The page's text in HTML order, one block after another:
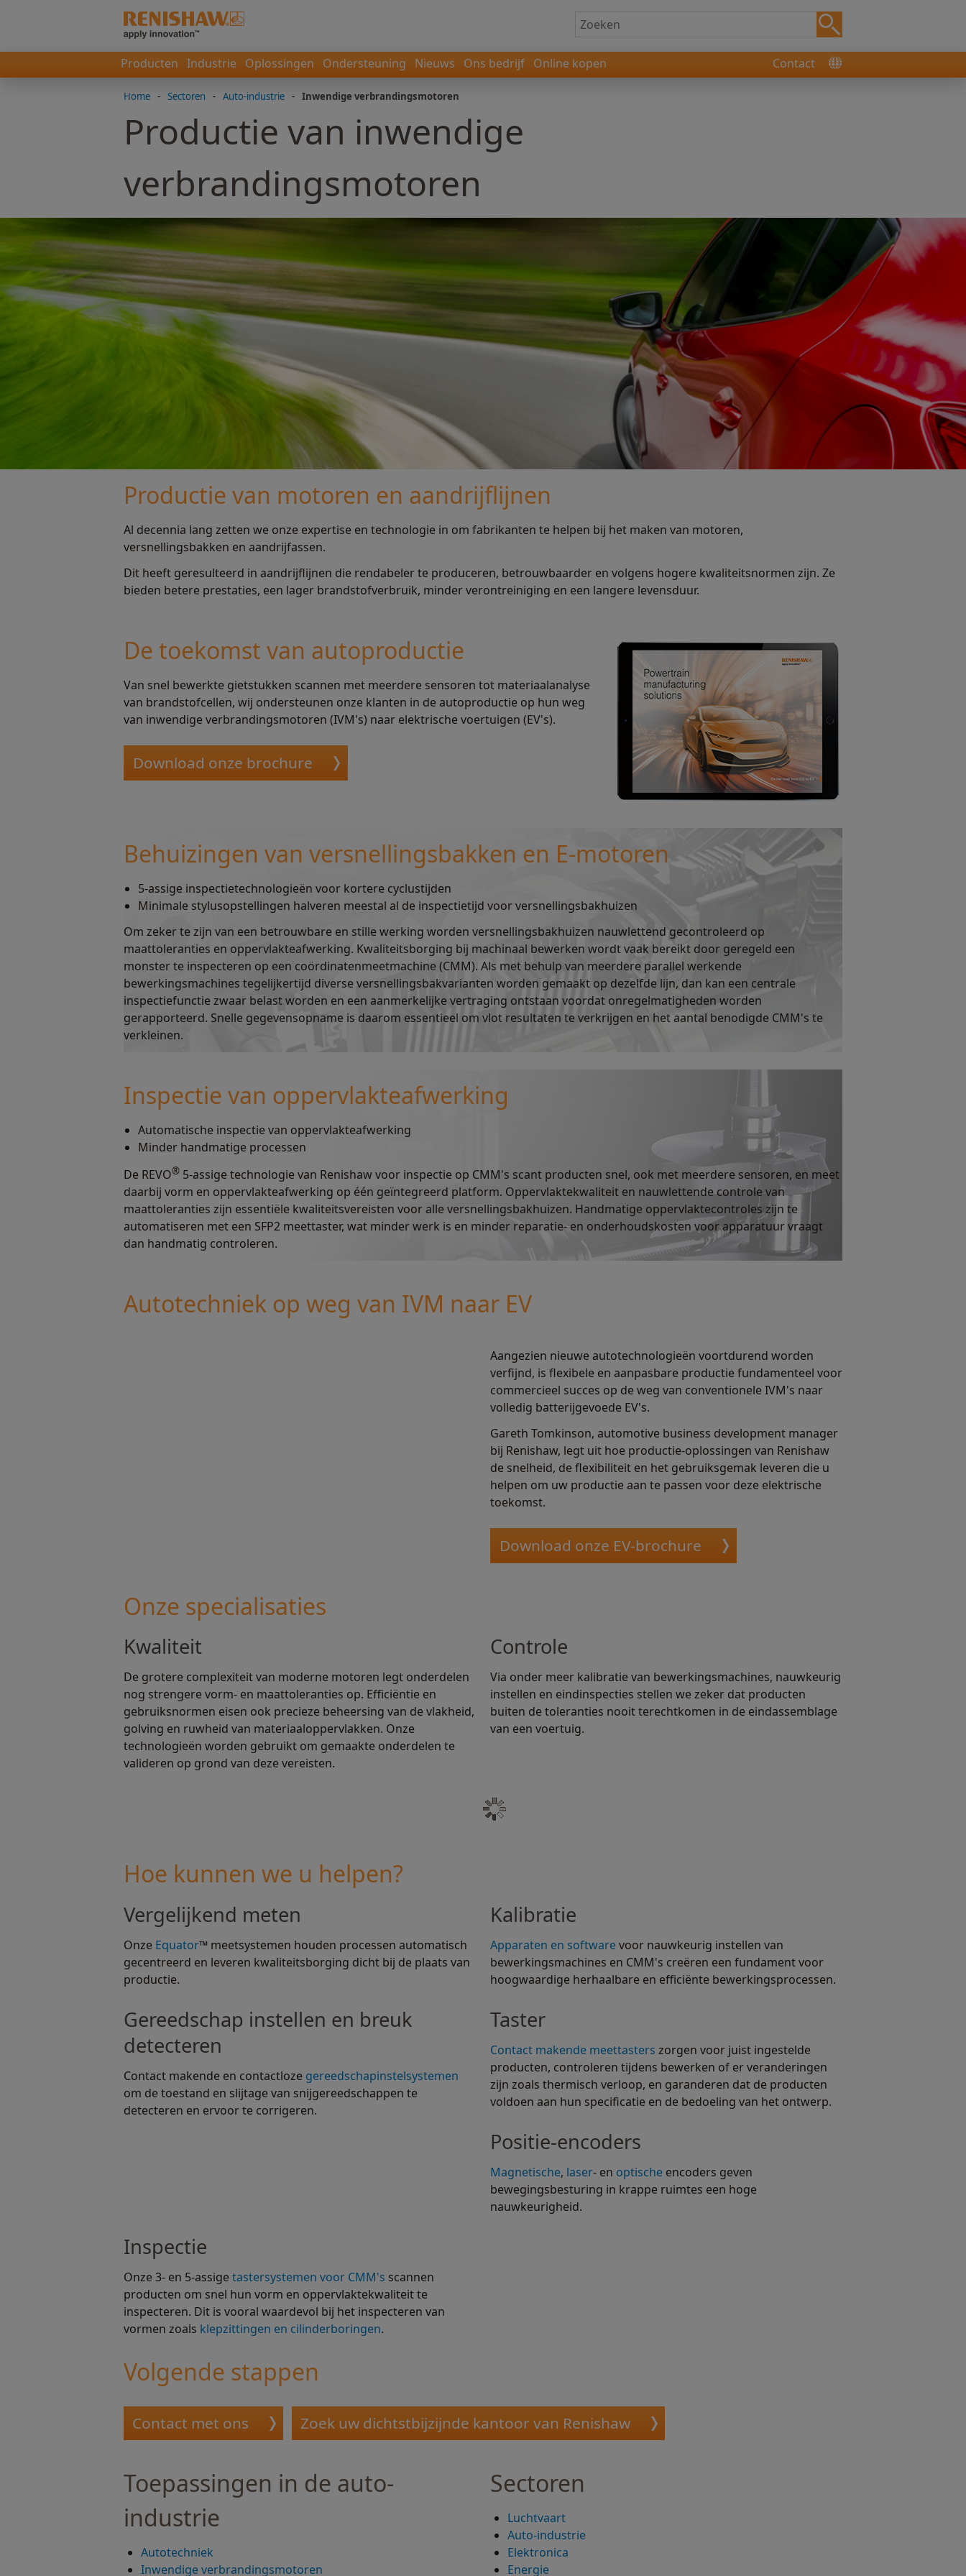
Producten Industrie Oplossingen Ondersteuning Nieuws Ons bedrijf Online kopen Contact
Home - Sectoren - Auto-industrie - Inwendige verbrandingsmotoren
Productie van inwendige
verbrandingsmotoren
Productie van motoren en aandrijflijnen
Al decennia lang zetten we onze expertise en technologie in om fabrikanten te helpen bij het maken van motoren,
versnellingsbakken en aandrijfassen.
Dit heeft geresulteerd in aandrijflijnen die rendabeler te produceren, betrouwbaarder en volgens hogere kwaliteitsnormen zijn. Ze
bieden betere prestaties, een lager brandstofverbruik, minder verontreiniging en een langere levensduur.
De toekomst van autoproductie
Van snel bewerkte gietstukken scannen met meerdere sensoren tot materiaalanalyse
van brandstofcellen, wij ondersteunen onze klanten in de autoproductie op hun weg
van inwendige verbrandingsmotoren (IVM's) naar elektrische voertuigen (EV's).
Download onze brochure
Behuizingen van versnellingsbakken en E-motoren
5-assige inspectietechnologieën voor kortere cyclustijden
Minimale stylusopstellingen halveren meestal al de inspectietijd voor versnellingsbakhuizen
Om zeker te zijn van een betrouwbare en stille werking worden versnellingsbakhuizen nauwlettend gecontroleerd op
maattoleranties en oppervlakteafwerking. Kwaliteitsborging bij machinaal bewerken wordt vaak bereikt door geregeld een
monster te inspecteren op een coördinatenmeetmachine (CMM). Als met behulp van meerdere parallel werkende
bewerkingsmachines tegelijkertijd diverse versnellingsbakvarianten worden gemaakt op dezelfde lijn, dan kan een centrale
inspectiefunctie zwaar belast worden en een aanmerkelijke vertraging ontstaan voordat onregelmatigheden worden
gerapporteerd. Snelle gegevensopname is daarom essentieel om vlot resultaten te verkrijgen en het aantal benodigde CMM's te
verkleinen.
Inspectie van oppervlakteafwerking
Automatische inspectie van oppervlakteafwerking
Minder handmatige processen
De REVO® 5-assige technologie van Renishaw voor inspectie op CMM's scant producten snel, ook met meerdere sensoren, en meet
daarbij vorm en oppervlakteafwerking op één geïntegreerd platform. Oppervlaktekwaliteit en nauwlettende controle van
maattoleranties zijn essentiële kwaliteitsvereisten voor alle versnellingsbakhuizen. Handmatige oppervlaktecontroles zijn te
automatiseren met een SFP2 meettaster, wat minder werk is en minder reparatie- en onderhoudskosten voor apparatuur vraagt
dan handmatig controleren.
Autotechniek op weg van IVM naar EV
Aangezien nieuwe autotechnologieën voortdurend worden
verfijnd, is flexibele en aanpasbare productie fundamenteel voor
commercieel succes op de weg van conventionele IVM's naar
volledig batterijgevoede EV's.
Gareth Tomkinson, automotive business development manager
bij Renishaw, legt uit hoe productie-oplossingen van Renishaw
de snelheid, de flexibiliteit en het gebruiksgemak leveren die u
helpen om uw productie aan te passen voor deze elektrische
toekomst.
Download onze EV-brochure
Onze specialisaties
Kwaliteit
De grotere complexiteit van moderne motoren legt onderdelen
nog strengere vorm- en maattoleranties op. Efficiëntie en
gebruiksnormen eisen ook precieze beheersing van de vlakheid,
golving en ruwheid van materiaaloppervlakken. Onze
technologieën worden gebruikt om gemaakte onderdelen te
valideren op grond van deze vereisten.
Controle
Via onder meer kalibratie van bewerkingsmachines, nauwkeurig
instellen en eindinspecties stellen we zeker dat producten
buiten de toleranties nooit terechtkomen in de eindassemblage
van een voertuig.
Hoe kunnen we u helpen?
Vergelijkend meten
Onze Equator™ meetsystemen houden processen automatisch
gecentreerd en leveren kwaliteitsborging dicht bij de plaats van
productie.
Kalibratie
Apparaten en softwarevoor nauwkeurig instellen van
bewerkingsmachines en CMM's creëren een fundament voor
hoogwaardige herhaalbare en efficiënte bewerkingsprocessen.
Gereedschap instellen en breuk
detecteren
Contact makende en contactloze gereedschapinstelsystemen
om de toestand en slijtage van snijgereedschappen te
detecteren en ervoor te corrigeren.
Taster
Contact makende meettasters zorgen voor juist ingestelde
producten, controleren tijdens bewerken of er veranderingen
zijn zoals thermisch verloop, en garanderen dat de producten
voldoen aan hun specificatie en de bedoeling van het ontwerp.
Positie-encoders
Magnetische, laser- en optische encoders geven
bewegingsbesturing in krappe ruimtes een hoge
nauwkeurigheid.
Inspectie
Onze 3- en 5-assigetastersystemen voor CMM's scannen
producten om snel hun vorm en oppervlaktekwaliteit te
inspecteren. Dit is vooral waardevol bij het inspecteren van
vormen zoals klepzittingen en cilinderboringen.
Volgende stappen
Contact met ons Zoek uw dichtstbijzijnde kantoor van Renishaw
Toepassingen in de auto-
industrie
Autotechniek
Inwendige verbrandingsmotoren
Sectoren
Luchtvaart
Auto-industrie
Elektronica
Energie